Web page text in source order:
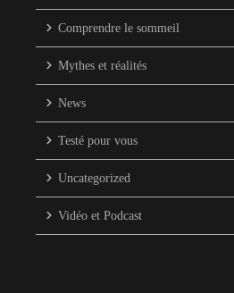
Comprendre le sommeil
Mythes et réalités
News
Testé pour vous
Uncategorized
Vidéo et Podcast